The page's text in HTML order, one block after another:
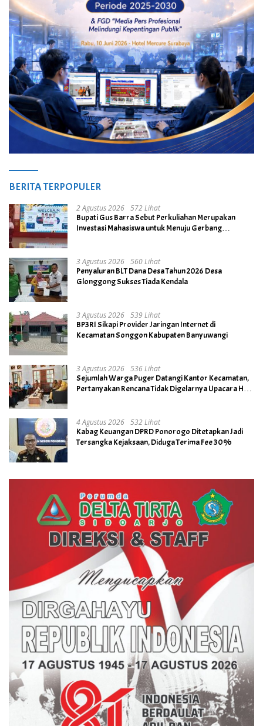
BERITA TERPOPULER
2 Agustus 2026 572 Lihat
Bupati Gus Barra Sebut Perkuliahan Merupakan
Investasi Mahasiswa untuk Menuju Gerbang
3 Agustus 2026 560 Lihat
Penyaluran BLT Dana Desa Tahun 2026 Desa
Glonggong Sukses Tiada Kendala
3 Agustus 2026 539 Lihat
BP3RI Sikapi Provider Jaringan Internet di
Kecamatan Songgon Kabupaten Banyuwangi
3 Agustus 2026 536 Lihat
Sejumlah Warga Puger Datangi Kantor Kecamatan,
Pertanyakan Rencana Tidak Digelarnya Upacara HUT
4 Agustus 2026 532 Lihat
Kabag Keuangan DPRD Ponorogo Ditetapkan Jadi
Tersangka Kejaksaan, Diduga Terima Fee 30%